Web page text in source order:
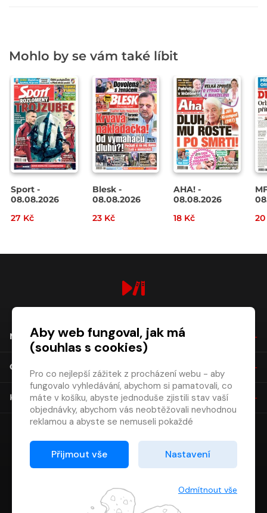
Mohlo by se vám také líbit
Sport -
08.08.2026
27 Kč
Blesk -
08.08.2026
23 Kč
AHA! -
08.08.2026
18 Kč
20
NÁKUP
O SPOLEČNOSTI
KONTAKT
Aby web fungoval, jak má
(souhlas s cookies)
Pro co nejlepší zážitek z procházení webu - aby
fungovalo vyhledávání, abychom si pamatovali, co
máte v košíku, abyste jednoduše zjistili stav vaší
objednávky, abychom vás neobtěžovali nevhodnou
reklamou a abyste se nemuseli pokaždé
Proto od vás potřebujeme souhlas se
zpracováním souborů cookies
Děkujeme, že nám ho dáte a pomůžete nám tak
Přijmout vše Nastavení
Odmítnout vše